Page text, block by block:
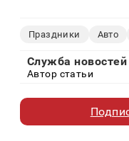
Праздники Авто
Служба новостей
Автор статьи